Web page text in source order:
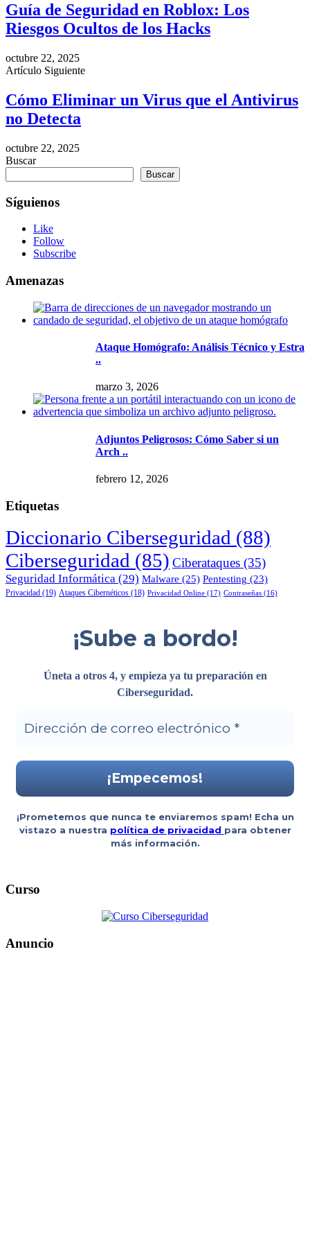
Guía de Seguridad en Roblox: Los
Riesgos Ocultos de los Hacks
octubre 22, 2025
Artículo Siguiente
Cómo Eliminar un Virus que el Antivirus
no Detecta
octubre 22, 2025
Buscar
Buscar
Síguienos
Like
Follow
Subscribe
Amenazas
Ataque Homógrafo: Análisis Técnico y Estra
..
marzo 3, 2026
Adjuntos Peligrosos: Cómo Saber si un
Arch ..
febrero 12, 2026
Etiquetas
Diccionario Ciberseguridad (88)
Ciberseguridad (85) Ciberataques (35)
Seguridad Informática (29) Malware (25) Pentesting (23)
Privacidad (19) Ataques Cibernéticos (18) Privacidad Online (17) Contraseñas (16)
¡Sube a bordo!
Úneta a otros 4, y empieza ya tu preparación en
Ciberseguridad.
¡Prometemos que nunca te enviaremos spam! Echa un
vistazo a nuestra política de privacidad para obtener
más información.
Curso
Anuncio